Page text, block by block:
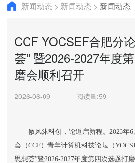
新闻动态 > 新闻动态 > 新闻动态
CCF YOCSEF合肥分
荟” 暨2026-2027年度
磨会顺利召开
2026-06-09 阅读量:59
徽风沐科创，论道启新程。 2026年6
会（CCF）青年计算机科技论坛（
思想荟”暨2026-2027年度第四次选题打